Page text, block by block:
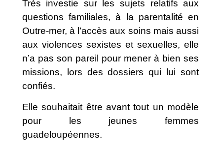
Très investie sur les sujets relatifs aux
questions familiales, à la parentalité en
Outre-mer, à l’accès aux soins mais aussi
aux violences sexistes et sexuelles, elle
n’a pas son pareil pour mener à bien ses
missions, lors des dossiers qui lui sont
confiés.
Elle souhaitait être avant tout un modèle
pour les jeunes femmes
guadeloupéennes.